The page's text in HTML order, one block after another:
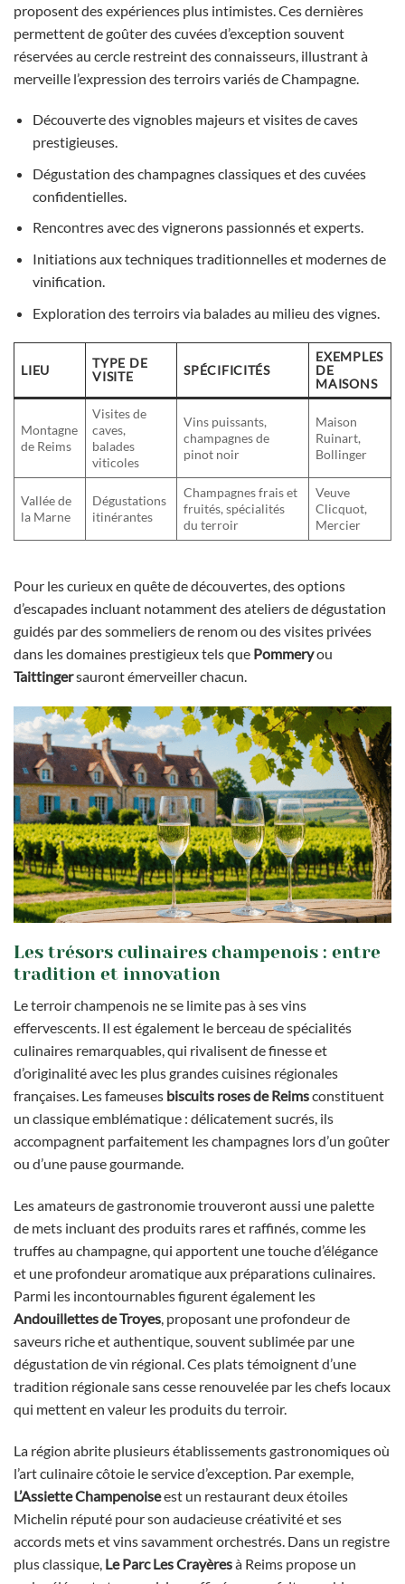
proposent des expériences plus intimistes. Ces dernières
permettent de goûter des cuvées d’exception souvent
réservées au cercle restreint des connaisseurs, illustrant à
merveille l’expression des terroirs variés de Champagne.
Découverte des vignobles majeurs et visites de caves
prestigieuses.
Dégustation des champagnes classiques et des cuvées
confidentielles.
Rencontres avec des vignerons passionnés et experts.
Initiations aux techniques traditionnelles et modernes de
vinification.
Exploration des terroirs via balades au milieu des vignes.
LIEU
TYPE DE
VISITE
SPÉCIFICITÉS
EXEMPLES
DE
MAISONS
Montagne
de Reims
Visites de
caves,
balades
viticoles
Vins puissants,
champagnes de
pinot noir
Maison
Ruinart,
Bollinger
Vallée de
la Marne
Dégustations
itinérantes
Champagnes frais et
fruités, spécialités
du terroir
Veuve
Clicquot,
Mercier
Pour les curieux en quête de découvertes, des options
d’escapades incluant notamment des ateliers de dégustation
guidés par des sommeliers de renom ou des visites privées
dans les domaines prestigieux tels que Pommeryou
Taittingersauront émerveiller chacun.
Les trésors culinaires champenois : entre
tradition et innovation
Le terroir champenois ne se limite pas à ses vins
effervescents. Il est également le berceau de spécialités
culinaires remarquables, qui rivalisent de finesse et
d’originalité avec les plus grandes cuisines régionales
françaises. Les fameuses biscuits roses de Reimsconstituent
un classique emblématique : délicatement sucrés, ils
accompagnent parfaitement les champagnes lors d’un goûter
ou d’une pause gourmande.
Les amateurs de gastronomie trouveront aussi une palette
de mets incluant des produits rares et raffinés, comme les
truffes au champagne, qui apportent une touche d’élégance
et une profondeur aromatique aux préparations culinaires.
Parmi les incontournables figurent également les
Andouillettes de Troyes, proposant une profondeur de
saveurs riche et authentique, souvent sublimée par une
dégustation de vin régional. Ces plats témoignent d’une
tradition régionale sans cesse renouvelée par les chefs locaux
qui mettent en valeur les produits du terroir.
La région abrite plusieurs établissements gastronomiques où
l’art culinaire côtoie le service d’exception. Par exemple,
L’Assiette Champenoiseest un restaurant deux étoiles
Michelin réputé pour son audacieuse créativité et ses
accords mets et vins savamment orchestrés. Dans un registre
plus classique, Le Parc Les Crayèresà Reims propose un